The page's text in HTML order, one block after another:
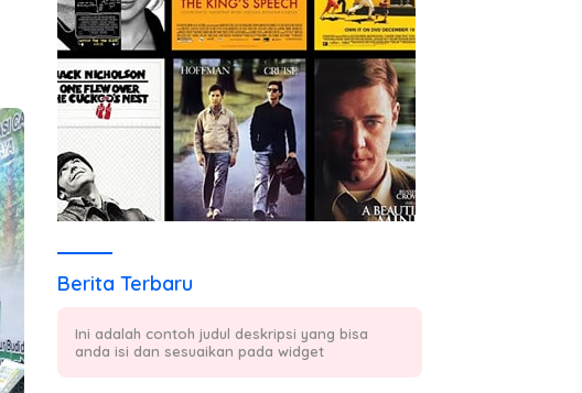
Berita Terbaru
Ini adalah contoh judul deskripsi yang bisa
anda isi dan sesuaikan pada widget